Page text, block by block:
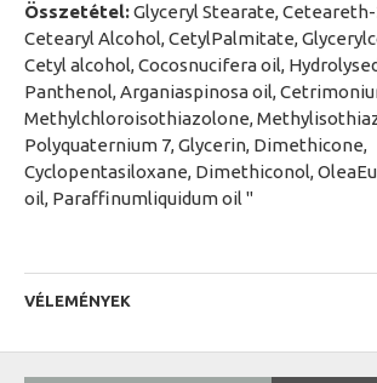
Összetétel:Glyceryl Stearate,
Cetearyl Alcohol, CetylPalmitate,
Cetyl alcohol, Cocosnucifera oil,
Panthenol, Arganiaspinosa oil,
Methylchloroisothiazolone,
Polyquaternium 7, Glycerin, Dimethicone,
Cyclopentasiloxane, Dimethiconol,
oil, Paraffinumliquidum oil "
VÉLEMÉNYEK